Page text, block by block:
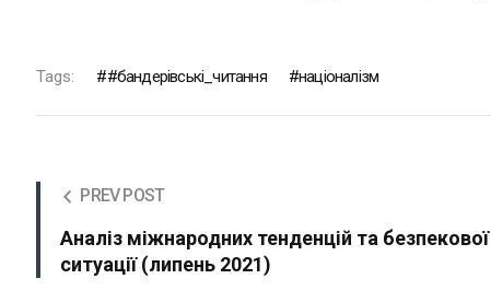
Tags: #бандерівські_читання націоналізм
PREV POST
Аналіз міжнародних тенденцій та безпекової
ситуації (липень 2021)